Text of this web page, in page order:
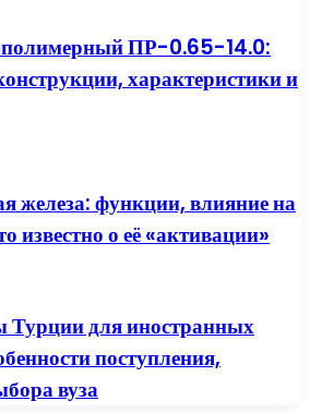
ПР-0.65-14.0:
характеристики и
железа: функции, влияние на
известно о её «активации»
Турции для иностранных
поступления,
вуза